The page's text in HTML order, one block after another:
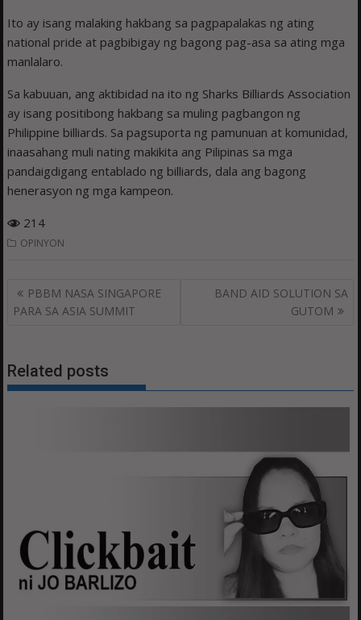
Ito ay isang malaking hakbang sa pagpapalakas ng ating
national pride at pagbibigay ng bagong pag-asa sa ating mga
manlalaro.
Sa kabuuan, ang aktibidad na ito ng Sharks Billiards Association
ay isang positibong hakbang sa muling pagbangon ng
Philippine billiards. Sa pagsuporta ng pamunuan at komunidad,
inaasahang muli nating makikita ang Pilipinas sa mga
pandaigdigang entablado ng billiards, dala ang bagong
henerasyon ng mga kampeon.
214
OPINYON
Post
navigation
PBBM NASA SINGAPORE
PARA SA ASIA SUMMIT
BAND AID SOLUTION SA
GUTOM
Related posts